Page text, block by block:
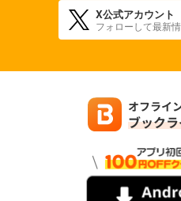
X公式アカウント
フォローして最新